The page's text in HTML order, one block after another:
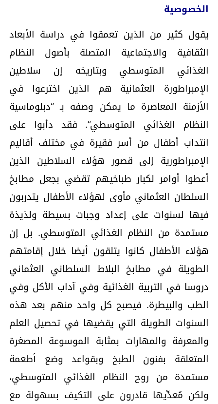
الخصوصية
يقول كثير من الذين تعمقوا في دراسة الأبعاد
الثقافية والاجتماعية المتصلة بأصول النظام
الغذائي المتوسطي وبتاريخه إن سلاطين
الإمبراطورة العثمانية هم الذين اخترعوا في
الأزمنة المعاصرة ما يمكن وصفه بـ “دبلوماسية
النظام الغذائي المتوسطي”. فقد دأبوا على
انتداب أطفال من أسر فقيرة في مختلف أقاليم
الإمبراطورية إلى قصور هؤلاء السلاطين الذين
أعطوا أوامر لكبار طباخيهم تقضي بجعل مطابخ
السلطان العثماني مأوى لهؤلاء الأطفال يتدربون
فيها لسنوات على إعداد وجبات بسيطة ولذيذة
مستمدة من النظام الغذائي المتوسطي. بل إن
هؤلاء الأطفال كانوا يتلقون أيضا خلال إقامتهم
الطويلة في مطابخ البلاط السلطاني العثماني
دروسا في التربية الغذائية وفي آداب الأكل وفي
الطب والبيطرة. فيصبح كل واحد منهم بعد هذه
السنوات الطويلة التي يقضيها في تحصيل العلم
والمعرفة والمهارات بمثابة الموسوعة المصغرة
المتعلقة بفنون الطبخ وبقواعد وضع أطعمة
مستمدة من روح النظام الغذائي المتوسطي،
ولكن مُعدِّيها قادرون على التكيف بسهولة مع